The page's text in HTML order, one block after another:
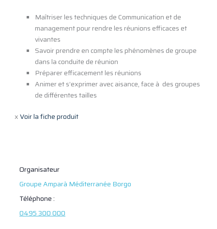
Maîtriser les techniques de Communication et de
management pour rendre les réunions efficaces et
vivantes
Savoir prendre en compte les phénomènes de groupe
dans la conduite de réunion
Préparer efficacement les réunions
Animer et s’exprimer avec aisance, face à des groupes
de différentes tailles
xVoir la fiche produit
Organisateur
Groupe Amparà Méditerranée Borgo
Téléphone :
0495 300 000